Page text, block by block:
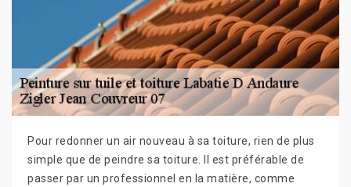
Pour redonner un air nouveau à sa toiture, rien de plus
simple que de peindre sa toiture. Il est préférable de
passer par un professionnel en la matière, comme